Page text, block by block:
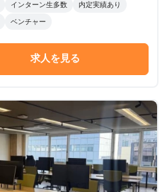
インターン生多数 内定実績あり
ベンチャー
求人を見る